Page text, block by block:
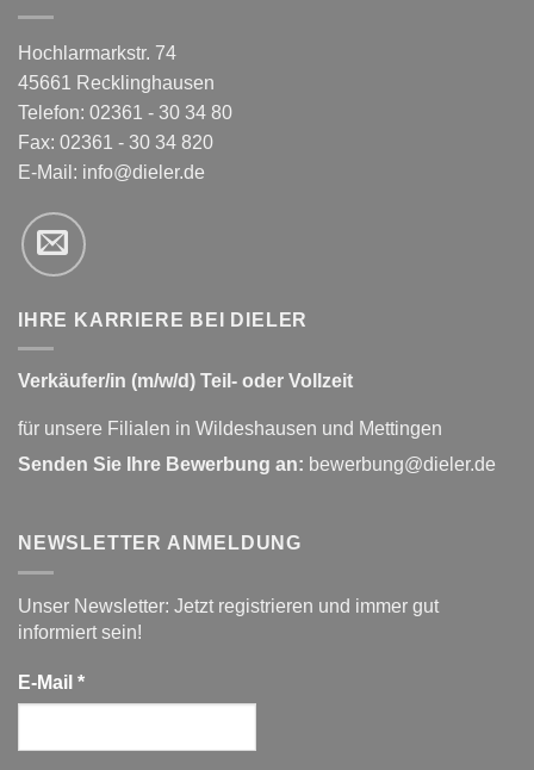
Hochlarmarkstr. 74
45661 Recklinghausen
Telefon: 02361 - 30 34 80
Fax: 02361 - 30 34 820
E-Mail: info@dieler.de
IHRE KARRIERE BEI DIELER
Verkäufer/in (m/w/d) Teil- oder Vollzeit
für unsere Filialen in Wildeshausen und Mettingen
Senden Sie Ihre Bewerbung an: bewerbung@dieler.de
NEWSLETTER ANMELDUNG
Unser Newsletter: Jetzt registrieren und immer gut
informiert sein!
E-Mail *